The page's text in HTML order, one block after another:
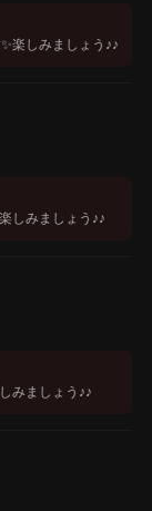
楽しみましょう♪♪
しみましょう♪♪
みましょう♪♪